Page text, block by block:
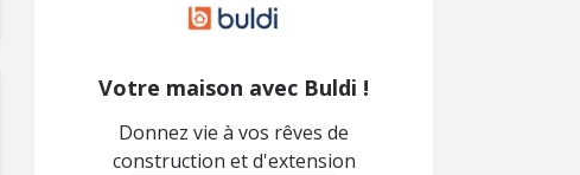
Votre maison avec Buldi !
Donnez vie à vos rêves de
construction et d'extension